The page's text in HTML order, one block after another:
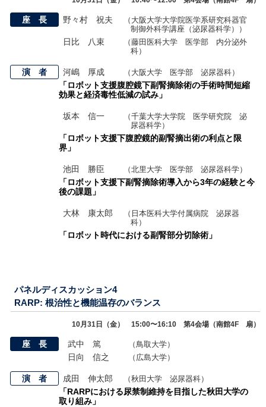
座 長 野々村 祝夫
（大阪大学大学院医学系研究科器官
制御外科学講座（泌尿器科学））
日比 八束
（藤田医科大学 医学部 内分泌外
科）
演 者 河嶋 厚成 （大阪大学 医学部 泌尿器科）
「ロボット支援腹腔鏡下副腎摘除術の手術時間短縮
効果と経済毒性低減の試み」
坂本 信一
（千葉大学大学院 医学研究院 泌
尿器科学）
「ロボット支援下腹腔鏡的副腎摘出術の利点と限
界」
池田 勝臣 （北里大学 医学部 泌尿器科学）
「ロボット支援下副腎摘除術導入から3年の経験と今
後の課題」
大林 康太郎
（日本医科大学付属病院 泌尿器
科）
「ロボット時代における副腎部分切除術」
パネルディスカッション4
RARP: 根治性と機能温存のバランス
10月31日（金） 15:00〜16:10 第4会場（南館4F 扇）
座 長 武中 篤 （鳥取大学）
日向 信之 （広島大学）
演 者 成田 伸太郎 （秋田大学 泌尿器科）
「RARPにおける尿禁制維持を目指した秋田大学の
取り組み」